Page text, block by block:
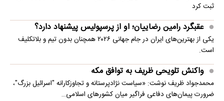
ثبت کرد
عقبگرد رامین رضاییان؛ او از پرسپولیس پیشنهاد دارد؟
یکی از بهترین‌های ایران در جام جهانی ۲۰۲۶ همچنان بدون تیم و بلاتکلیف
است.
واکنش تلویحی ظریف به توافق مکه
محمدجواد ظریف نوشت: «سیاست نژادپرستانه و تجاوزکارانه "اسرائیل بزرگ"،
ضرورت پیمان‌های دفاعی فراگیر میان کشورهای اسلامی…